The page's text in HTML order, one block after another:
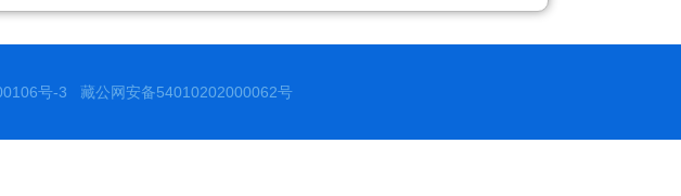
号-3 藏公网安备54010202000062号